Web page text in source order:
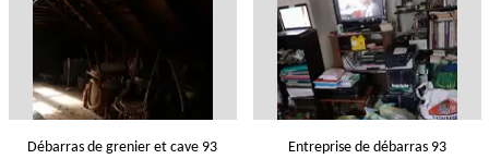
Débarras de grenier et cave 93 Entreprise de débarras 93